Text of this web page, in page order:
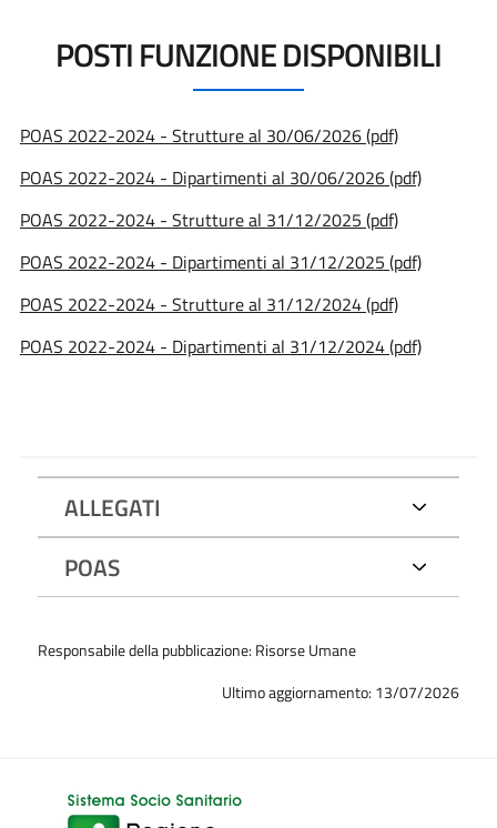
POSTI FUNZIONE DISPONIBILI
POAS 2022-2024 - Strutture al 30/06/2026 (pdf)
POAS 2022-2024 - Dipartimenti al 30/06/2026 (pdf)
POAS 2022-2024 - Strutture al 31/12/2025 (pdf)
POAS 2022-2024 - Dipartimenti al 31/12/2025 (pdf)
POAS 2022-2024 - Strutture al 31/12/2024 (pdf)
POAS 2022-2024 - Dipartimenti al 31/12/2024 (pdf)
ALLEGATI
POAS
Responsabile della pubblicazione: Risorse Umane
Ultimo aggiornamento: 13/07/2026